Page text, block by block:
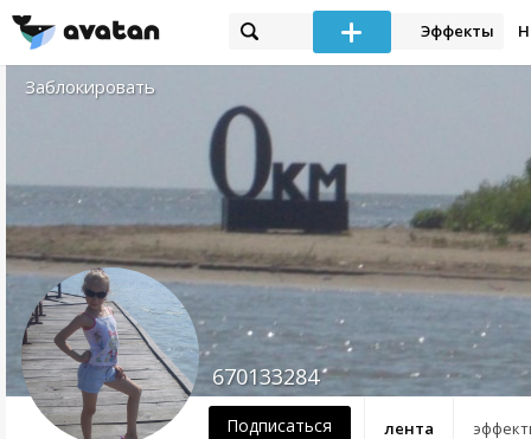
Эффекты
Заблокировать
лента
670133284
Подписаться